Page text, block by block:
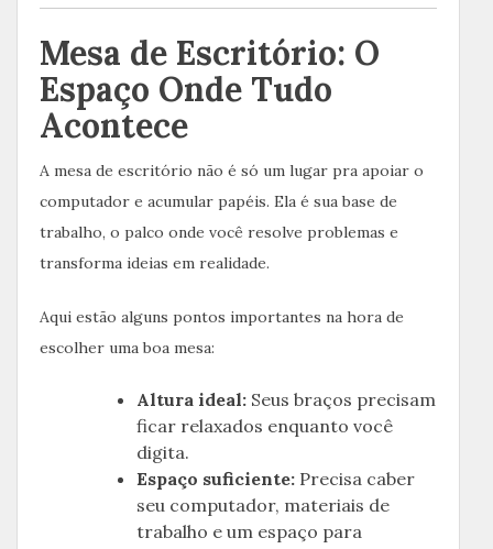
Mesa de Escritório: O
Espaço Onde Tudo
Acontece
A mesa de escritório não é só um lugar pra apoiar o
computador e acumular papéis. Ela é sua base de
trabalho, o palco onde você resolve problemas e
transforma ideias em realidade.
Aqui estão alguns pontos importantes na hora de
escolher uma boa mesa:
Altura ideal: Seus braços precisam
ficar relaxados enquanto você
digita.
Espaço suficiente: Precisa caber
seu computador, materiais de
trabalho e um espaço para